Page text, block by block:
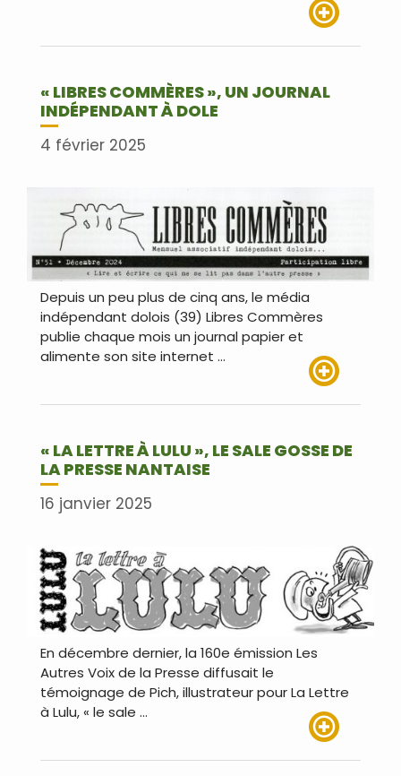
« LIBRES COMMÈRES », UN JOURNAL
INDÉPENDANT À DOLE
4 février 2025
Depuis un peu plus de cinq ans, le média
indépendant dolois (39) Libres Commères
publie chaque mois un journal papier et
alimente son site internet …
« LA LETTRE À LULU », LE SALE GOSSE DE
LA PRESSE NANTAISE
16 janvier 2025
En décembre dernier, la 160e émission Les
Autres Voix de la Presse diffusait le
témoignage de Pich, illustrateur pour La Lettre
à Lulu, « le sale …